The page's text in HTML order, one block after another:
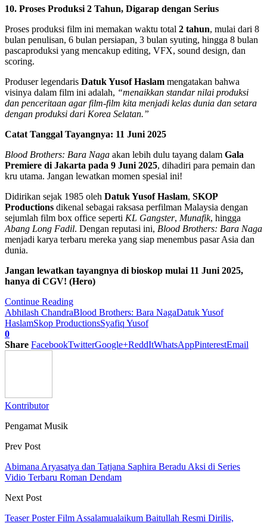
10. Proses Produksi 2 Tahun, Digarap dengan Serius
Proses produksi film ini memakan waktu total 2 tahun, mulai dari 8
bulan penulisan, 6 bulan persiapan, 3 bulan syuting, hingga 8 bulan
pascaproduksi yang mencakup editing, VFX, sound design, dan
scoring.
Produser legendaris Datuk Yusof Haslam mengatakan bahwa
visinya dalam film ini adalah, “menaikkan standar nilai produksi
dan penceritaan agar film-film kita menjadi kelas dunia dan setara
dengan produksi dari Korea Selatan.”
Catat Tanggal Tayangnya: 11 Juni 2025
Blood Brothers: Bara Naga akan lebih dulu tayang dalam Gala
Premiere di Jakarta pada 9 Juni 2025, dihadiri para pemain dan
kru utama. Jangan lewatkan momen spesial ini!
Didirikan sejak 1985 oleh Datuk Yusof Haslam, SKOP
Productions dikenal sebagai raksasa perfilman Malaysia dengan
sejumlah film box office seperti KL Gangster, Munafik, hingga
Abang Long Fadil. Dengan reputasi ini, Blood Brothers: Bara Naga
menjadi karya terbaru mereka yang siap menembus pasar Asia dan
dunia.
Jangan lewatkan tayangnya di bioskop mulai 11 Juni 2025,
hanya di CGV! (Hero)
Continue Reading
Abhilash ChandraBlood Brothers: Bara NagaDatuk Yusof
HaslamSkop ProductionsSyafiq Yusof
0
Share FacebookTwitterGoogle+ReddItWhatsAppPinterestEmail
Kontributor
Pengamat Musik
Prev Post
Abimana Aryasatya dan Tatjana Saphira Beradu Aksi di Series
Vidio Terbaru Roman Dendam
Next Post
Teaser Poster Film Assalamualaikum Baitullah Resmi Dirilis,